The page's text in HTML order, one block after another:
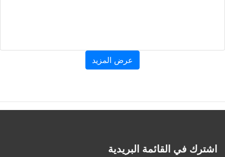
عرض المزيد
اشترك في القائمة البريدية